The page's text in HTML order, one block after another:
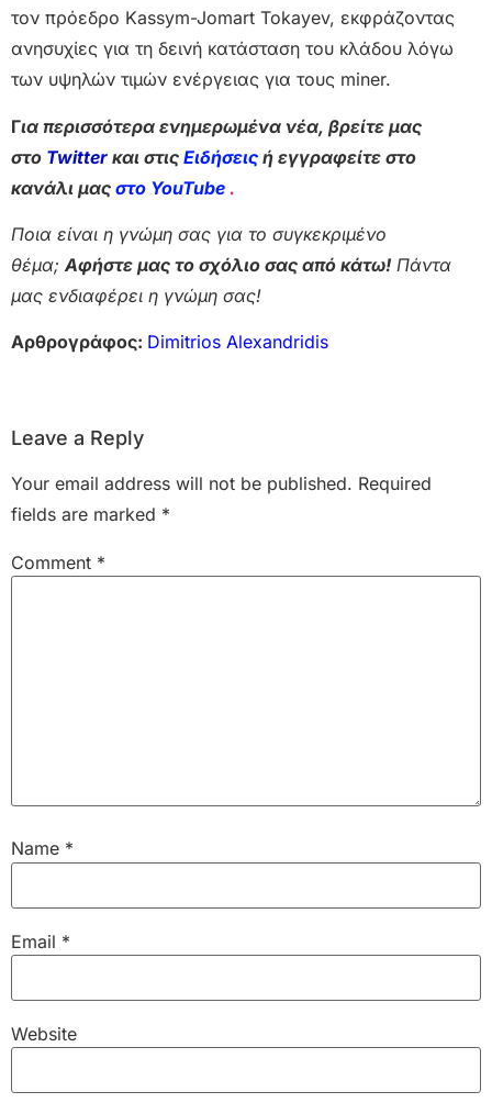
τον πρόεδρο Kassym-Jomart Tokayev, εκφράζοντας
ανησυχίες για τη δεινή κατάσταση του κλάδου λόγω
των υψηλών τιμών ενέργειας για τους miner.
Για περισσότερα ενημερωμένα νέα, βρείτε μας
στο Twitter και στις Ειδήσεις ή εγγραφείτε στο
κανάλι μας στο YouTube .
Ποια είναι η γνώμη σας για το συγκεκριμένο
θέμα;Αφήστε μας το σχόλιο σας από κάτω! Πάντα
μας ενδιαφέρει η γνώμη σας!
Αρθρογράφος: Dimitrios Alexandridis
Leave a Reply
Your email address will not be published. Required
fields are marked *
Comment *
Name *
Email *
Website